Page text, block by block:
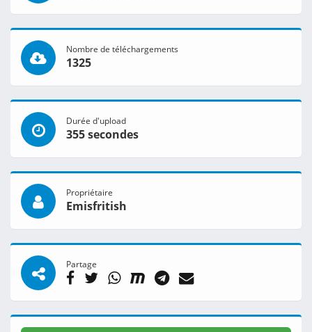
Nombre de téléchargements
1325
Durée d'upload
355 secondes
Propriétaire
Emisfritish
Partage